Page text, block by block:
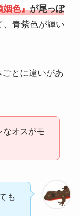
姻色』が尾っぽ
、青紫色が輝い
とに違いがあ
なオスがモ
も